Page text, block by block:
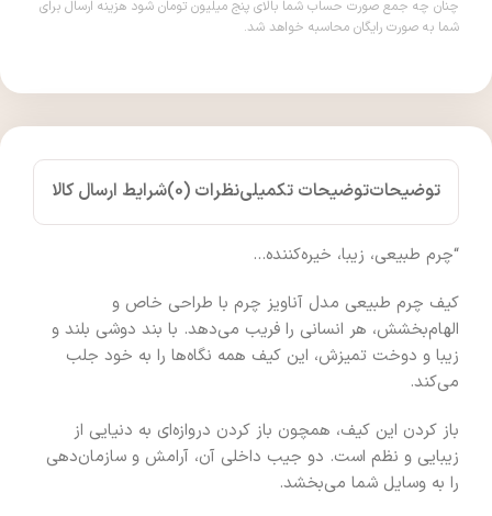
چنان چه جمع صورت حساب شما بالای پنج میلیون تومان شود هزینه ارسال برای
شما به صورت رایگان محاسبه خواهد شد.
توضیحاتتوضیحات تکمیلینظرات (0) شرایط ارسال کالا
“چرم طبیعی، زیبا، خیره‌کننده…
کیف چرم طبیعی مدل آناویز چرم با طراحی خاص و
الهام‌بخشش، هر انسانی را فریب می‌دهد. با بند دوشی بلند و
زیبا و دوخت تمیزش، این کیف همه نگاه‌ها را به خود جلب
می‌کند.
باز کردن این کیف، همچون باز کردن دروازه‌ای به دنیایی از
زیبایی و نظم است. دو جیب داخلی آن، آرامش و سازمان‌دهی
را به وسایل شما می‌بخشد.